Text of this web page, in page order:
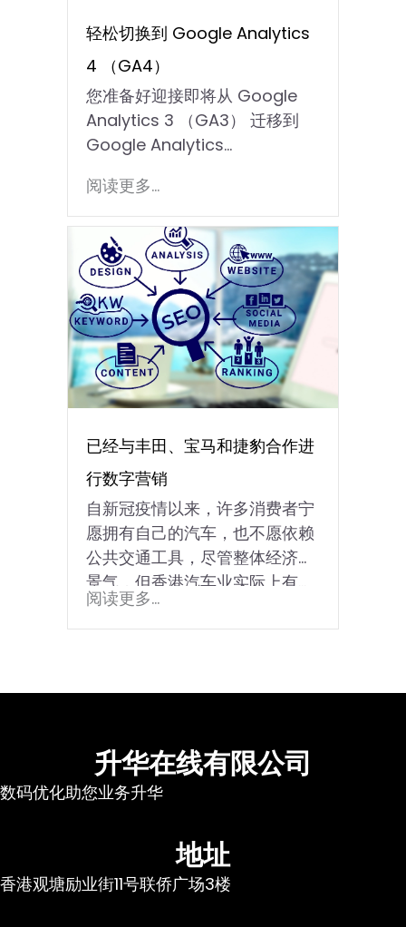
轻松切换到 Google Analytics
4 （GA4）
您准备好迎接即将从 Google
Analytics 3 （GA3） 迁移到
Google Analytics…
阅读更多...
已经与丰田、宝马和捷豹合作进
行数字营销
自新冠疫情以来，许多消费者宁
愿拥有自己的汽车，也不愿依赖
公共交通工具，尽管整体经济不
景气，但香港汽车业实际上有…
阅读更多...
升华在线有限公司
数码优化助您业务升华
地址
香港观塘励业街11号联侨广场3楼